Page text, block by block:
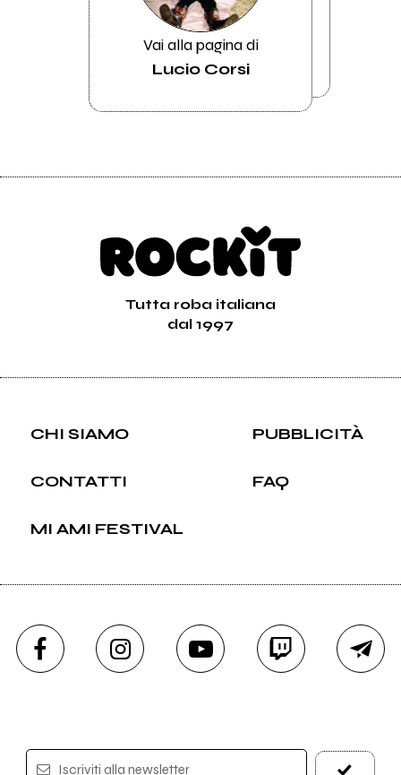
Vai alla pagina di
Lucio Corsi
Tutta roba italiana
dal 1997
CHI SIAMO PUBBLICITÀ
CONTATTI FAQ
MI AMI FESTIVAL
Iscriviti alla newsletter